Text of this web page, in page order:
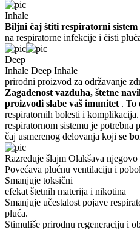
Inhale
Biljni čaj štiti respiratorni sistem
na respiratorne infekcije i čisti
Deep
Inhale Deep Inhale
prirodni proizvod za održavanje
Zagađenost vazduha, štetne
proizvodi slabe vaš imunitet . To
respiratornih bolesti i
respiratornom sistemu je potrebna
čaj usmerenog delovanja koji se
Razređuje šlajm Olakšava
Povećava plućnu ventilaciju i
Smanjuje toksični
efekat štetnih materija i nikotina
Smanjuje učestalost pojave
pluća.
Stimuliše prirodnu regeneraciju i